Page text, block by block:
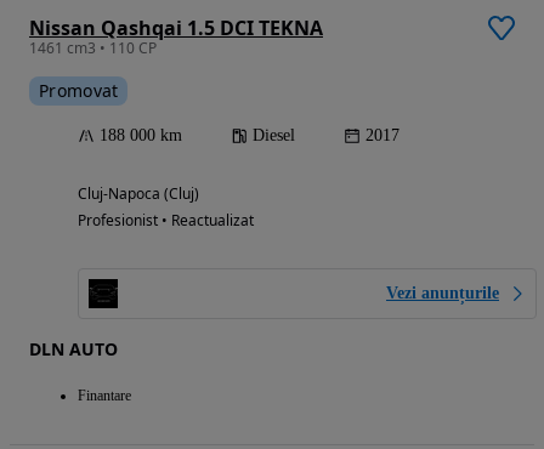
Nissan Qashqai 1.5 DCI TEKNA
1461 cm3 • 110 CP
Promovat
188 000 km Diesel 2017
Cluj-Napoca (Cluj)
Profesionist • Reactualizat
Vezi anunțurile
DLN AUTO
Finantare